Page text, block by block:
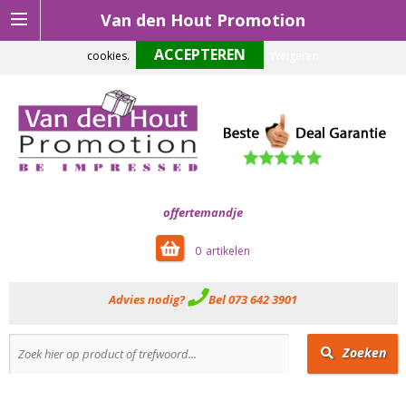
Van den Hout Promotion
offertemandje
0
Advies nodig? Bel 073 642 3901
Zoeken
Om onze website optimaal te laten functioneren maken wij gebruik van
cookies.